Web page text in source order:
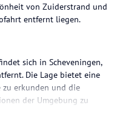
von Zuiderstrand und
entfernt liegen.
sich in Scheveningen,
Die Lage bietet eine
zu erkunden und die
der Umgebung zu